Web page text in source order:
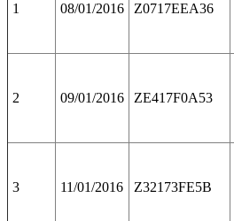
1 08/01/2016 Z0717EEA36
2 09/01/2016 ZE417F0A53
3 11/01/2016 Z32173FE5B